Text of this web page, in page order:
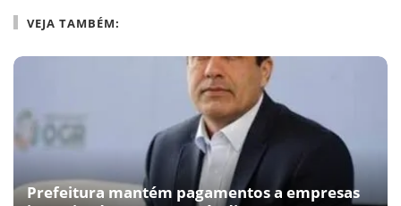
VEJA TAMBÉM:
Prefeitura mantém pagamentos a empresas